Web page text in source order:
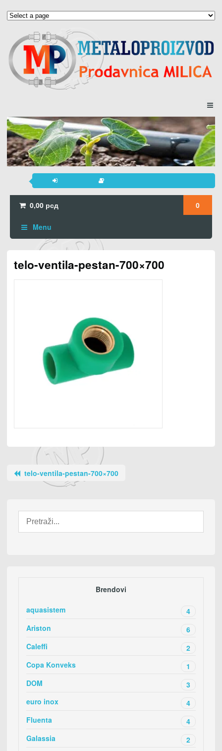
0,00 рсд 0
Menu
telo-ventila-pestan-700×700
telo-ventila-pestan-700×700
Brendovi
aquasistem
4
Ariston
6
Caleffi
2
Copa Konveks
1
DOM
3
euro inox
4
Fluenta
4
Galassia
2